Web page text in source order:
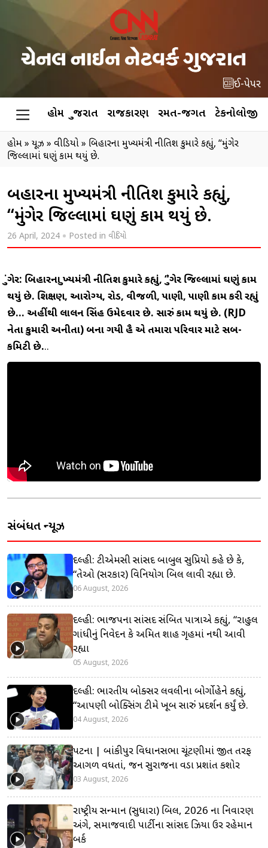
ઈ-પેપર
હોમ ગુજરાત રાજકારણ રમત-જગત ટેકનોલોજી
હોમ» ન્યૂઝ » વીડિયો» બિહારના મુખ્યમંત્રી નીતિશ કુમારે કહ્યું, “મુંગેર
જિલ્લામાં ઘણું કામ થયું છે.
બિહારના મુખ્યમંત્રી નીતિશ કુમારે કહ્યું,
“મુંગેર જિલ્લામાં ઘણું કામ થયું છે.
26 April, 2024 Posted in વીડિયો
મુંગેર: બિહારના મુખ્યમંત્રી નીતિશ કુમારે કહ્યું, “મુંગેર જિલ્લામાં ઘણું કામ
થયું છે. શિક્ષણ, આરોગ્ય, રોડ, વીજળી, પાણી, પાણી કામ કરી રહ્યું
છે… અહીંથી લાલન સિંહ ઉમેદવાર છે. સારું કામ થયું છે. (RJD
નેતા કુમારી અનીતા) બના ગયી હૈ એ તમારા પરિવાર માટે સબ-
કમિટી છે...
સંબંધિત ન્યૂઝ
દિલ્હી: ટીએમસી સાંસદ બાબુલ સુપ્રિયો કહે છે કે,
“તેઓ (સરકાર) વિનિયોગ બિલ લાવી રહ્યા છે.
06 August, 2026
દિલ્હી: ભાજપના સાંસદ સંબિત પાત્રાએ કહ્યું, “રાહુલ
ગાંધીનું નિવેદન કે અમિત શાહ ગૃહમાં નથી આવી
રહ્યા
05 August, 2026
દિલ્હી: ભારતીય બોક્સર લવલીના બોર્ગોહેને કહ્યું,
“આપણી બોક્સિંગ ટીમે ખૂબ સારું પ્રદર્શન કર્યું છે.
04 August, 2026
પટના | બાંકીપુર વિધાનસભા ચૂંટણીમાં જીત તરફ
આગળ વધતાં, જન સુરાજના વડા પ્રશાંત કિશોર
03 August, 2026
રાષ્ટ્રીય સન્માન (સુધારા) બિલ, 2026 ના નિવારણ
અંગે, સમાજવાદી પાર્ટીના સાંસદ ઝિયા ઉર રહેમાન
બર્ક